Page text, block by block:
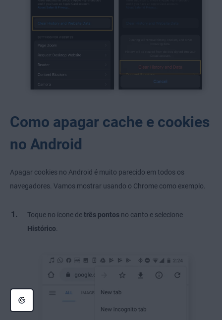
Como apagar cache e cookies
no Android
Apagar cookies no Android é muito parecido em todos os
navegadores. Vamos mostrar usando o Chrome como exemplo.
Toque no ícone detrês pontos no canto e selecione
Histórico